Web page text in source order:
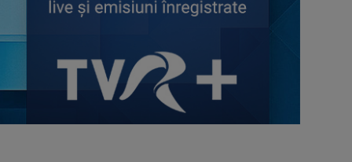
piesă în ...
„Cerul” trupei Proconsul – a şasea
cea mai votată piesă în concursul